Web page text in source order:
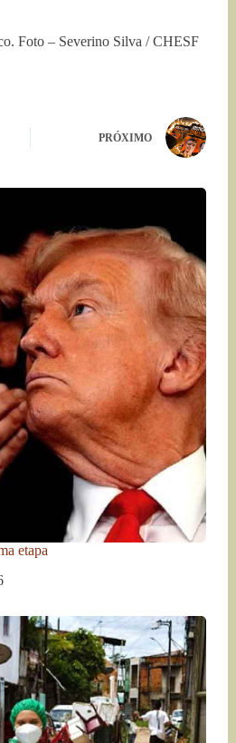
Foto – Severino Silva / CHESF
PRÓXIMO
etapa